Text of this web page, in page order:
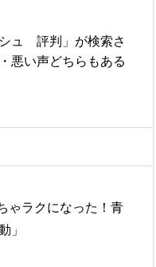
ュ 評判」が検索さ
悪い声どちらもある
ゃラクになった！青
」